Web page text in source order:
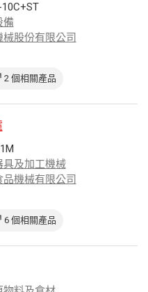
備
械股份有限公司
2 個相關產品
具及加工機械
品機械有限公司
6 個相關產品